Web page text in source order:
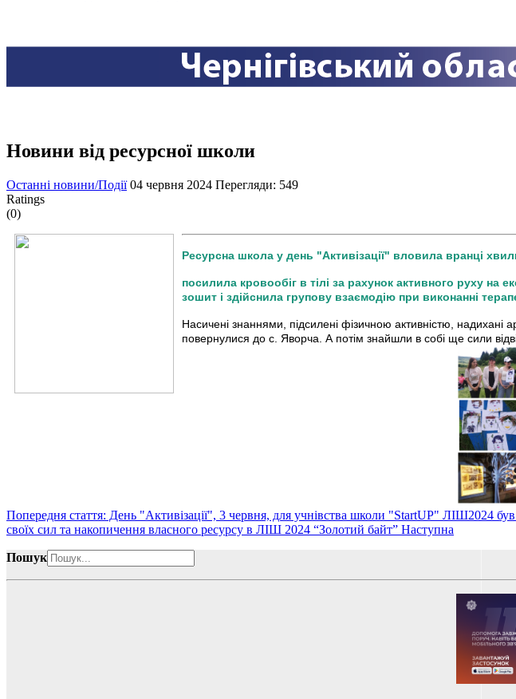
Новини від ресурсної школи
Останні новини/Події 04 червня 2024 Перегляди: 549
Ratings
(0)
Ресурсна школа у день "Активізації" вловила вранці
посилила кровообіг в тілі за рахунок активного руху на
зошит і здійснила групову взаємодію при виконанні
Насичені знаннями, підсилені фізичною активністю,
повернулися до с. Яворча. А потім знайшли в собі ще сили
Попередня стаття: День "Активізації", 3 червня, для учнівства школи "StartUP" ЛІШ2024
своїх сил та накопичення власного ресурсу в ЛІШ 2024 “Золотий байт” Наступна
Пошук